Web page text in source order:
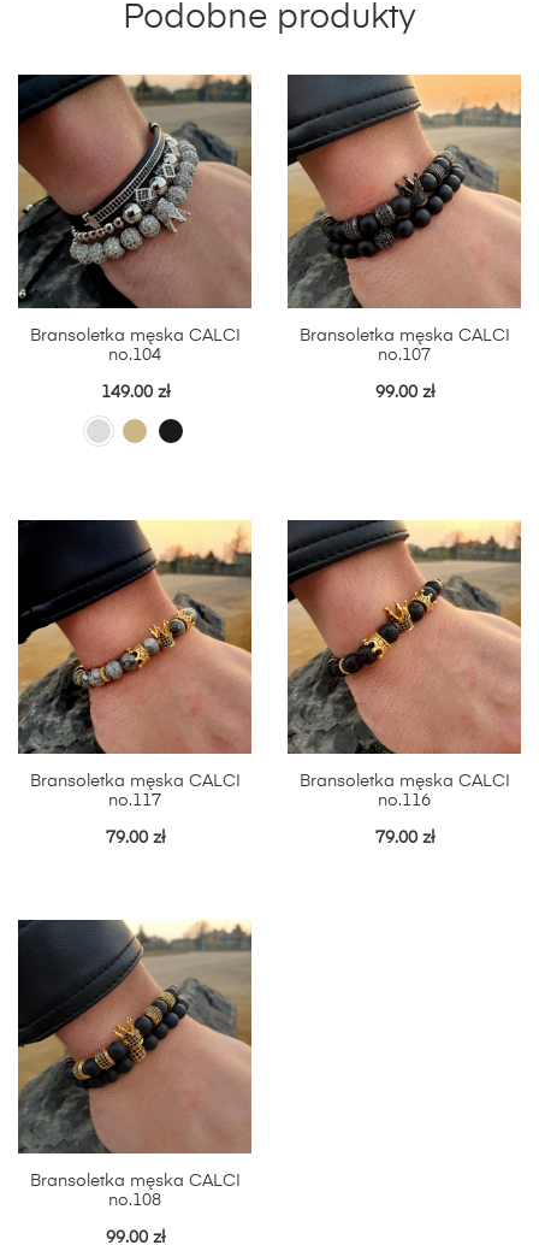
Podobne produkty
Bransoletka męska CALCI
no.104
149.00 zł
Bransoletka męska CALCI
no.107
99.00 zł
Bransoletka męska CALCI
no.117
79.00 zł
Bransoletka męska CALCI
no.116
79.00 zł
Bransoletka męska CALCI
no.108
99.00 zł